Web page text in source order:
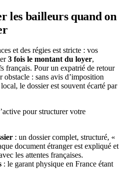
les bailleurs quand on
et des régies est stricte : vos
3 fois le montant du loyer,
français. Pour un expatrié de retour
obstacle : sans avis d’imposition
le dossier est souvent écarté par
pour structurer votre
: un dossier complet, structuré, «
document étranger est expliqué et
les attentes françaises.
: le garant physique en France étant